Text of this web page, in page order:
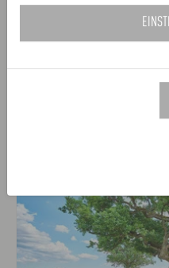
Eurowings ist
Airport verbunden.